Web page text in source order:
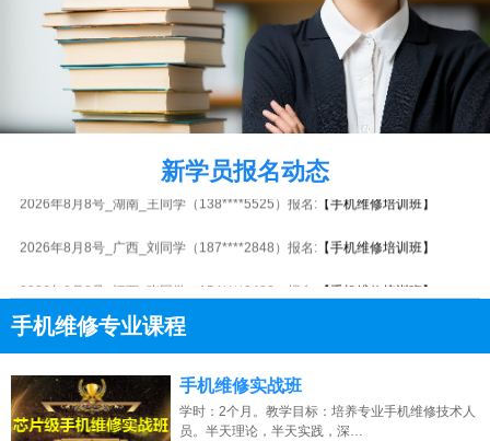
新学员报名动态
2026年8月8号_江西_吴同学（150****7445）报名: 【手机维修培训班】
2026年8月8号_山西_张同学（181****4826）报名: 【手机维修培训班】
2026年8月8号_广西_刘同学（187****2848）报名: 【手机维修培训班】
2026年8月8号_江西_张同学（154****9482）报名: 【手机维修培训班】
2026年8月8号_陕西_卢同学（130****4572）报名:
2026年8月8号_河北_胡同学（130****7974）报名:【手机维修培训班】
手机维修专业课程
点击免费咨询电话：13807313137
手机维修实战班
学时：2个月。教学目标：培养专业手机维修技术人
员。半天理论，半天实践，深…